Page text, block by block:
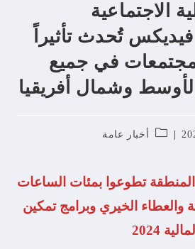
الاجتماعية
تُحدث تأثيراً
في جميع
وشمال أفريقيا
أخبار عامة
تطوعوا بمئات الساعات
والعطاء الخيري وبرامج تمكين
2024